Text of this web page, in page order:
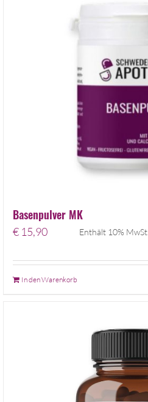
Basenpulver MK
€ 15,90 Enthält 10% MwSt.
In den Warenkorb